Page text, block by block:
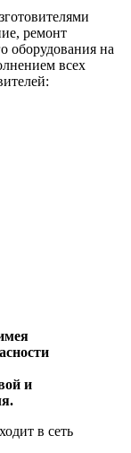
ремонт
оборудования на
всех
и
в сеть